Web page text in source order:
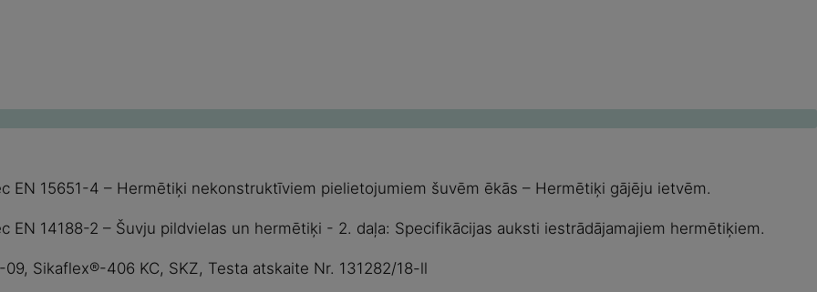
EN 15651-4 – Hermētiķi nekonstruktīviem pielietojumiem šuvēm ēkās – Hermētiķi gājēju ietvēm.
EN 14188-2 – Šuvju pildvielas un hermētiķi - 2. daļa: Specifikācijas auksti iestrādājamajiem hermētiķiem.
Sikaflex®-406 KC, SKZ, Testa atskaite Nr. 131282/18-ll